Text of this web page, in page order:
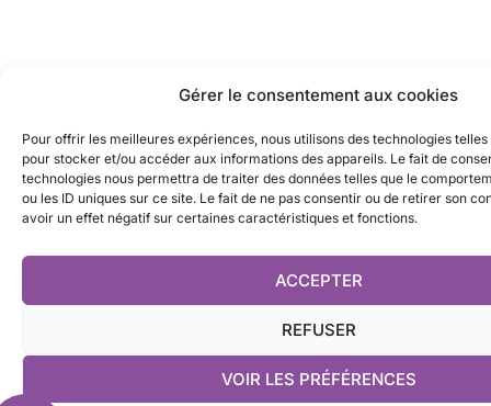
Gérer le consentement aux cookies
Pour offrir les meilleures expériences, nous utilisons des technologies
pour stocker et/ou accéder aux informations des appareils. Le fait de
technologies nous permettra de traiter des données telles que le
ou les ID uniques sur ce site. Le fait de ne pas consentir ou de retirer son
avoir un effet négatif sur certaines caractéristiques et fonctions.
ACCEPTER
REFUSER
VOIR LES PRÉFÉRENCES